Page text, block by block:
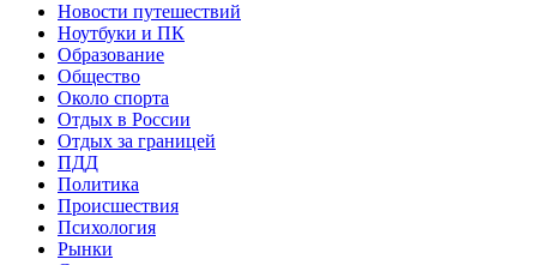
Новости путешествий
Ноутбуки и ПК
Образование
Общество
Около спорта
Отдых в России
Отдых за границей
ПДД
Политика
Происшествия
Психология
Рынки